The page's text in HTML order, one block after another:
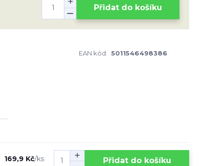
Přidat do košíku
EAN kód: 5011546498386
169,9 Kč/ks Přidat do košíku